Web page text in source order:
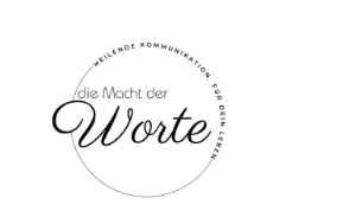
Inhalt
springen